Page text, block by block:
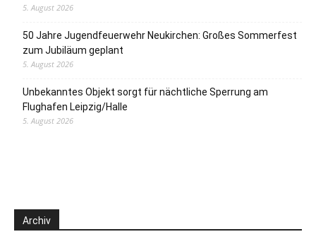
5. August 2026
50 Jahre Jugendfeuerwehr Neukirchen: Großes Sommerfest
zum Jubiläum geplant
5. August 2026
Unbekanntes Objekt sorgt für nächtliche Sperrung am
Flughafen Leipzig/Halle
5. August 2026
Archiv